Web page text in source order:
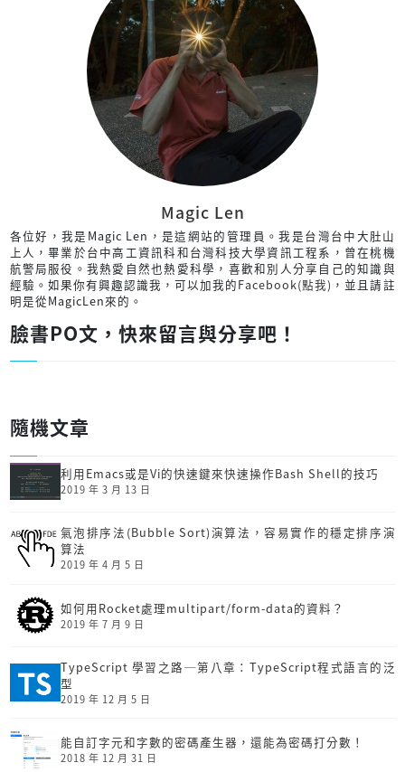
Magic Len
各位好，我是Magic Len，是這網站的管理員。我是台灣台中大肚山
上人，畢業於台中高工資訊科和台灣科技大學資訊工程系，曾在桃機
航警局服役。我熱愛自然也熱愛科學，喜歡和別人分享自己的知識與
經驗。如果你有興趣認識我，可以加我的Facebook(點我) ，並且請註
明是從MagicLen來的。
臉書PO文，快來留言與分享吧！
隨機文章
利用Emacs或是Vi的快速鍵來快速操作Bash Shell的技巧
2019 年 3 月 13 日
氣泡排序法(Bubble Sort)演算法，容易實作的穩定排序演
算法
2019 年 4 月 5 日
如何用Rocket處理multipart/form-data的資料？
2019 年 7 月 9 日
TypeScript 學習之路─第八章：TypeScript程式語言的泛
型
2019 年 12 月 5 日
能自訂字元和字數的密碼產生器，還能為密碼打分數！
2018 年 12 月 31 日